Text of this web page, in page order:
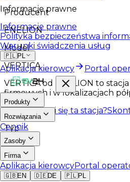
Informacje prawne
Informacje prawne
Polityka bezpieczeństwa
Warunki świadczenia usług
🇵🇱PL
Aplikacja kierowcy Portal
Produkty
Rozwiązania
Cennik
Zasoby
Firma
Aplikacja kierowcyPortal
🇬🇧EN 🇩🇪DE 🇵🇱PL
Producent
ENELION
Model
VERTICA
VERTICA od ENELION to
firmowych i w lokalizacjach
Spodobała Ci się ta stacja?
Typ
AC